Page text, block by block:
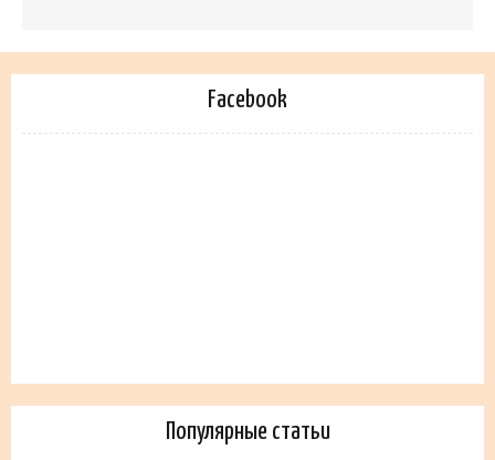
Facebook
Популярные статьи